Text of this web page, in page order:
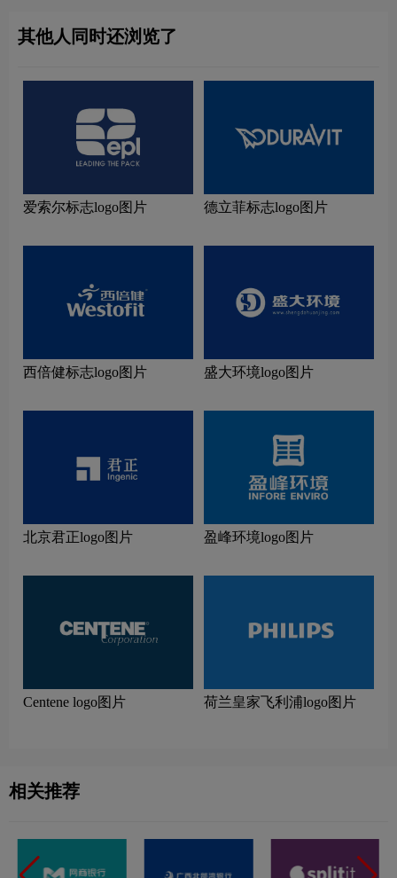
其他人同时还浏览了
爱索尔标志logo图片 德立菲标志logo图片
西倍健标志logo图片 盛大环境logo图片
北京君正logo图片 盈峰环境logo图片
Centene logo图片 荷兰皇家飞利浦logo图片
相关推荐